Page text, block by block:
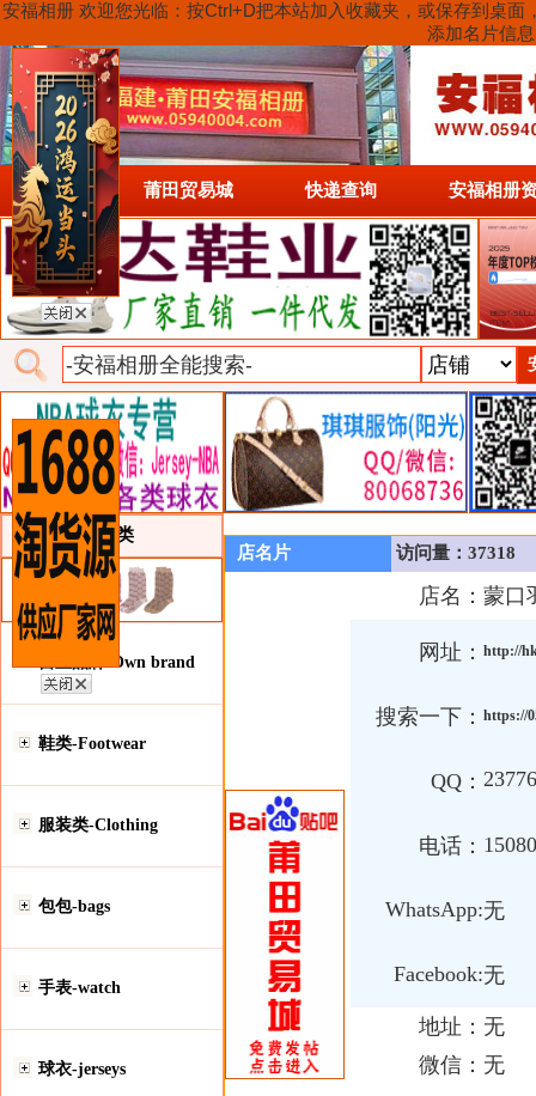
安福相册 欢迎您光临：按Ctrl+D把本站加入收藏夹，或保存到桌
添加名片信
首页 莆田贸易城 快递查询 安福相册
类目详细分类
自主品牌-Own brand
鞋类-Footwear
服装类-Clothing
包包-bags
手表-watch
球衣-jerseys
店名片 访问量：37318
店名： 蒙口
网址： http://
搜索一下： https://
QQ：
电话：
WhatsApp:无
Facebook:无
地址： 无
微信： 无